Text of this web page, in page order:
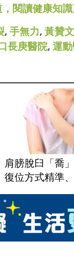
閱讀健康知
, 手無力, 黃贊文
長庚醫院, 運
肩膀脫臼「喬
復位方式精準